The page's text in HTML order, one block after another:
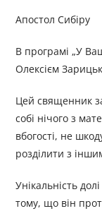
Апостол Сибіру
В програмі „У
Олексієм
Цей священник
собі нічого з
вбогості, не
розділити з
Унікальність
тому, що він